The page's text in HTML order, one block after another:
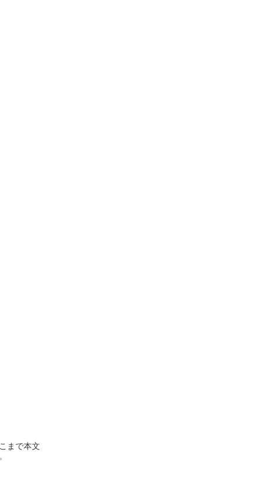
まで本文